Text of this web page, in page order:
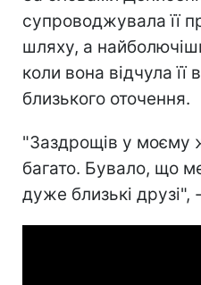
супроводжувала її
шляху, а
коли вона відчула її
близького оточення.
"Заздрощів у моєму
багато. Бувало, що
дуже близькі друзі",